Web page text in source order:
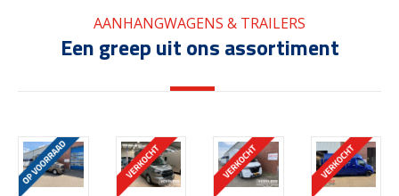
AANHANGWAGENS & TRAILERS
Een greep uit ons assortiment